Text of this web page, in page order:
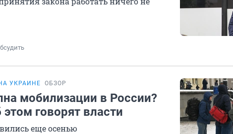
УКРАИНЕ ОБЗОР
мобилизации в России?
говорят власти
еще осенью